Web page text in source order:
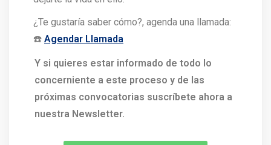
¿Te gustaría saber cómo?, agenda una llamada:
☎️ Agendar Llamada
Y si quieres estar informado de todo lo
concerniente a este proceso y de las
próximas convocatorias suscríbete ahora a
nuestra Newsletter.